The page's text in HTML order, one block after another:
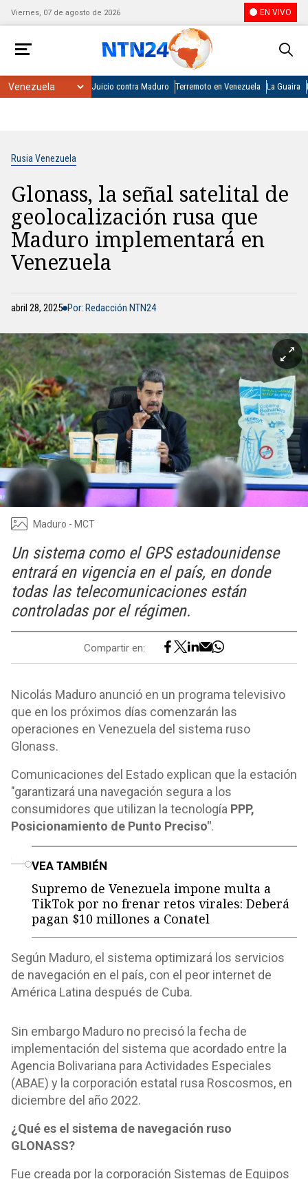
Viernes, 07 de agosto de 2026 EN VIVO
Juicio contra Maduro Terremoto en Venezuela La Guaira
Rusia Venezuela
Glonass, la señal satelital de
geolocalización rusa que
Maduro implementará en
Venezuela
abril 28, 2025 Por: Redacción NTN24
Maduro - MCT
Un sistema como el GPS estadounidense
entrará en vigencia en el país, en donde
todas las telecomunicaciones están
controladas por el régimen.
Compartir en:
Nicolás Maduro anunció en un programa televisivo
que en los próximos días comenzarán las
operaciones en Venezuela del sistema ruso
Glonass.
Comunicaciones del Estado explican que la estación
"garantizará una navegación segura a los
consumidores que utilizan la tecnología PPP,
Posicionamiento de Punto Preciso".
VEA TAMBIÉN
Supremo de Venezuela impone multa a
TikTok por no frenar retos virales: Deberá
pagan $10 millones a Conatel
Según Maduro, el sistema optimizará los servicios
de navegación en el país, con el peor internet de
América Latina después de Cuba.
Sin embargo Maduro no precisó la fecha de
implementación del sistema que acordado entre la
Agencia Bolivariana para Actividades Especiales
(ABAE) y la corporación estatal rusa Roscosmos, en
diciembre del año 2022.
¿Qué es el sistema de navegación ruso
GLONASS?
Fue creada por la corporación Sistemas de Equipos